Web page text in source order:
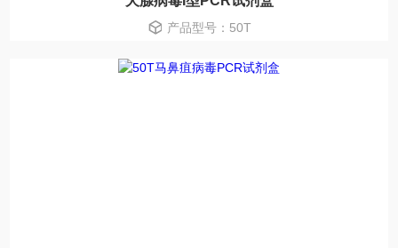
产品型号：50T